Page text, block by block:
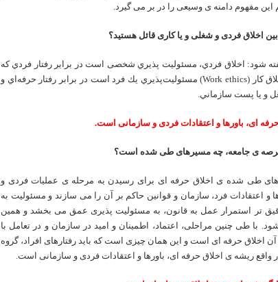
مفهوم دامنه ی وسیعی را در بر می گیرد.
اخلاق فردی و شغلی و یا کاری قائل هستید؟
شود: اخلاق فردي، مسئوليت پذيري شخصی است در برابر رفتار فردي که
یک انسان از خود نشان می دهد، ولي اخلاق کار (Work ethics) مسئوليت‌پذيري يك فرد است در برابر رفتار حرفه‌اي و
و يا پست سازماني.
ای، باورها و اعتقادات فردی و سازمانی است.
عرصه ی جامعه، چه مسیرهای طی شده است؟
طی شده ی اخلاق حرفه ای برای رسیدن به مرحله ی عملیات فردی و
و اعتقادات فرد، سازمان و قوانین حاکم بر آن را می سازند و مسئولیت به
تر استمرار عمل به قانون، به مسئولیت پذیری عمق می بخشد و همین
با طی چنین مراحلی، اعتماد، اطمینان و امید در سازمان و در تعامل با
اخلاق حرفه ای است و این همان چیزی است که باید رفتارهای افراد، گروه
ریشه ی اخلاق حرفه ای، باورها و اعتقادات فردی و سازمانی است.